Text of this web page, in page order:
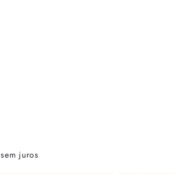
sem juros